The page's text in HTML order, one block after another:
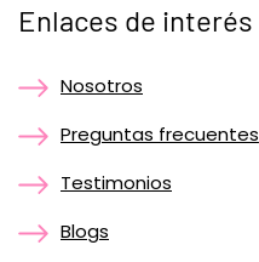
Enlaces de interés
Nosotros
Preguntas frecuentes
Testimonios
Blogs